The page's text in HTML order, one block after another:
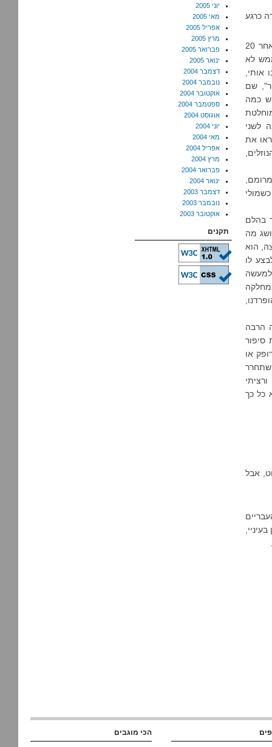
כרגע
מד"א ביקשו שנבדוק מה הצבע שלו (שהיה ורוד ותקין) והיו איתנו על הקו עד שלאחר 20
לא
אותי,
שם
כמה
לשני
את
בהלם
מה
הוא
לו
הרבה
או
כל כך
אבל
יוני 2005
מאי 2005
אפריל 2005
מרץ 2005
פברואר 2005
ינואר 2005
דצמבר 2004
נובמבר 2004
אוקטובר 2004
ספטמבר 2004
אוגוסט 2004
יוני 2004
מאי 2004
אפריל 2004
מרץ 2004
פברואר 2004
ינואר 2004
דצמבר 2003
נובמבר 2003
אוקטובר 2003
תקנים
הכי מוגבים